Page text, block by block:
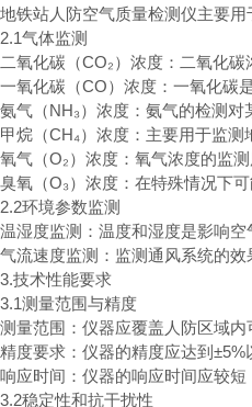
地铁站人防空气质量检测仪主要
2.1气体监测
二氧化碳（CO₂）浓度：二氧化
一氧化碳（CO）浓度：一氧化碳
氨气（NH₃）浓度：氨气的检测
甲烷（CH₄）浓度：主要用于监
氧气（O₂）浓度：氧气浓度的监
臭氧（O₃）浓度：在特殊情况下
2.2环境参数监测
温湿度监测：温度和湿度是影响
气流速度监测：监测通风系统的
3.技术性能要求
3.1测量范围与精度
测量范围：仪器应覆盖人防区域
精度要求：仪器的精度应达到
响应时间：仪器的响应时间应较
3.2稳定性和抗干扰性